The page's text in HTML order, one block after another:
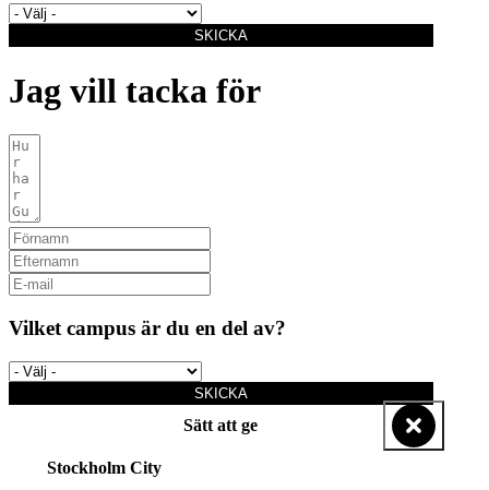
SKICKA
Jag vill tacka för
Vilket campus är du en del av?
SKICKA
Sätt att ge
Stockholm City